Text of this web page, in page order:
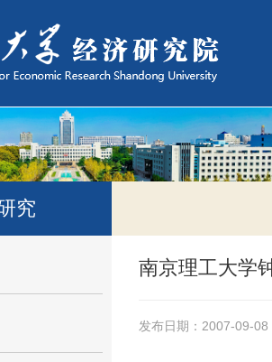
究
南京理工大学
发布日期：2007-09-08